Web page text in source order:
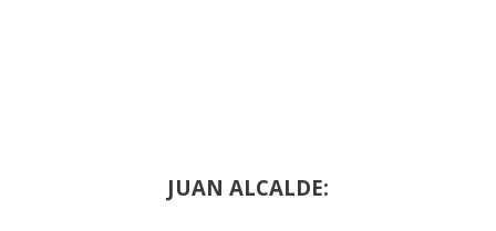
JUAN ALCALDE: